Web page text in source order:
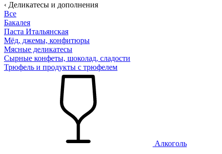
‹ Деликатесы и дополнения
Все
Бакалея
Паста Итальянская
Мёд, джемы, конфитюры
Мясные деликатесы
Сырные конфеты, шоколад, сладости
Трюфель и продукты с трюфелем
Алкоголь